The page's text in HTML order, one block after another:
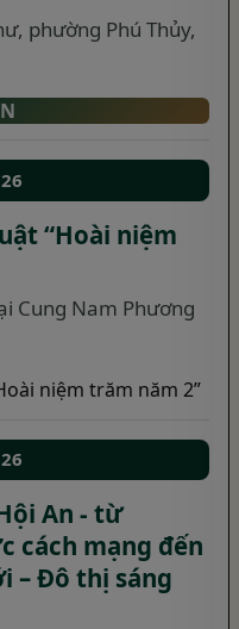
phường Phú Thủy,
“Hoài niệm
Cung Nam Phương
An - từ
cách mạng đến
– Đô thị sáng